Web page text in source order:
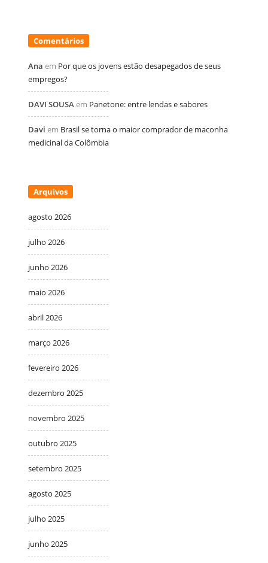
Comentários
Ana em Por que os jovens estão desapegados de seus
empregos?
DAVI SOUSAem Panetone: entre lendas e sabores
Davi em Brasil se torna o maior comprador de maconha
medicinal da Colômbia
Arquivos
agosto 2026
julho 2026
junho 2026
maio 2026
abril 2026
março 2026
fevereiro 2026
dezembro 2025
novembro 2025
outubro 2025
setembro 2025
agosto 2025
julho 2025
junho 2025